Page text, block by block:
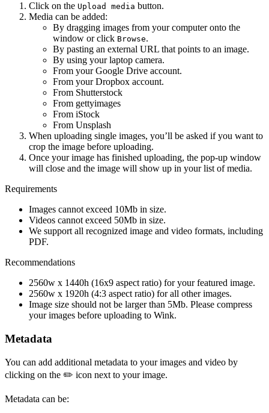
Click on the Upload media button.
Media can be added:
By dragging images from your computer onto the
window or click Browse.
By pasting an external URL that points to an image.
By using your laptop camera.
From your Google Drive account.
From your Dropbox account.
From Shutterstock
From gettyimages
From iStock
From Unsplash
When uploading single images, you’ll be asked if you want to
crop the image before uploading.
Once your image has finished uploading, the pop-up window
will close and the image will show up in your list of media.
Requirements
Images cannot exceed 10Mb in size.
Videos cannot exceed 50Mb in size.
We support all recognized image and video formats, including
PDF.
Recommendations
2560w x 1440h (16x9 aspect ratio) for your featured image.
2560w x 1920h (4:3 aspect ratio) for all other images.
Image size should not be larger than 5Mb. Please compress
your images before uploading to Wink.
Metadata
You can add additional metadata to your images and video by
clicking on the ✏️ icon next to your image.
Metadata can be: